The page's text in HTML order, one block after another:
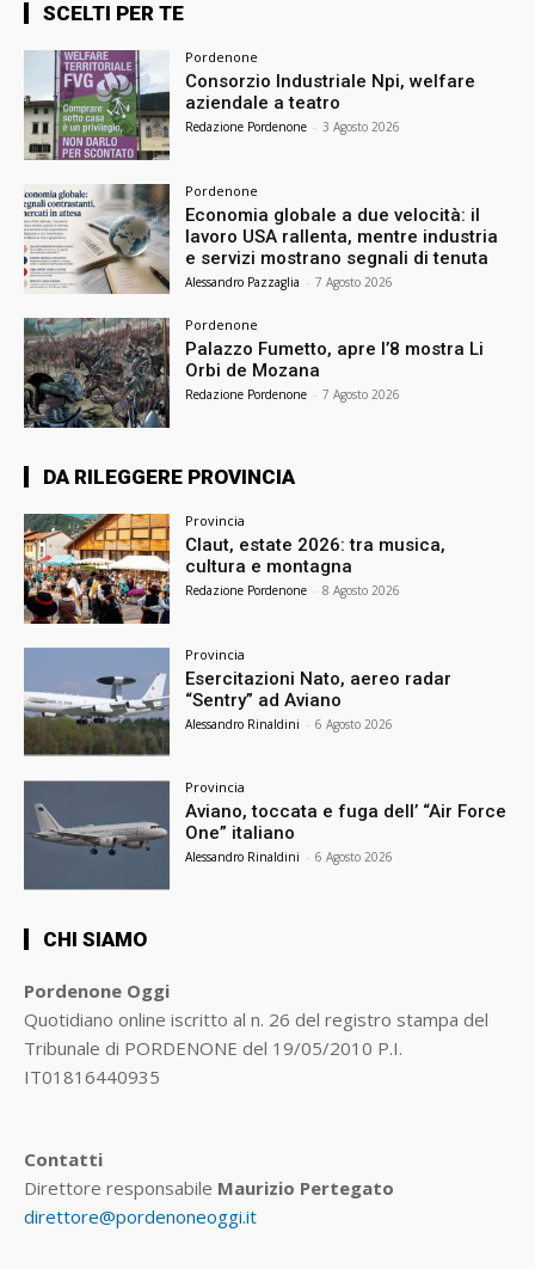
SCELTI PER TE
Pordenone
Consorzio Industriale Npi, welfare
aziendale a teatro
Redazione Pordenone - 3 Agosto 2026
Pordenone
Economia globale a due velocità: il
lavoro USA rallenta, mentre industria
e servizi mostrano segnali di tenuta
Alessandro Pazzaglia - 7 Agosto 2026
Pordenone
Palazzo Fumetto, apre l’8 mostra Li
Orbi de Mozana
Redazione Pordenone - 7 Agosto 2026
DA RILEGGERE PROVINCIA
Provincia
Claut, estate 2026: tra musica,
cultura e montagna
Redazione Pordenone - 8 Agosto 2026
Provincia
Esercitazioni Nato, aereo radar
“Sentry” ad Aviano
Alessandro Rinaldini - 6 Agosto 2026
Provincia
Aviano, toccata e fuga dell’ “Air Force
One” italiano
Alessandro Rinaldini - 6 Agosto 2026
CHI SIAMO
Pordenone Oggi
Quotidiano online iscritto al n. 26 del registro stampa del
Tribunale di PORDENONE del 19/05/2010 P.I.
IT01816440935
Contatti
Direttore responsabile Maurizio Pertegato
direttore@pordenoneoggi.it